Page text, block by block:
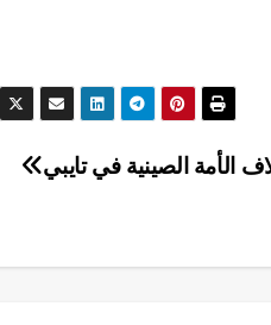
الأمة الصينية في تايبي